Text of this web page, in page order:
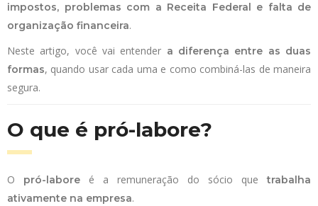
impostos, problemas com a Receita Federal e falta de
organização financeira.
Neste artigo, você vai entender a diferença entre as duas
formas, quando usar cada uma e como combiná-las de maneira
segura.
O que é pró-labore?
O pró-labore é a remuneração do sócio quetrabalha
ativamente na empresa.